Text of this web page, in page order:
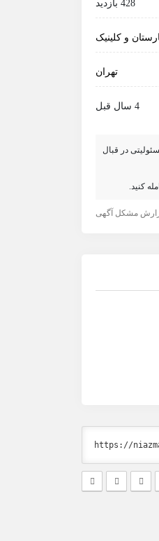
428 بازدید
و کلینیک
تهران
4 سال قبل
در قبال
کنید.
مشکل آگهی